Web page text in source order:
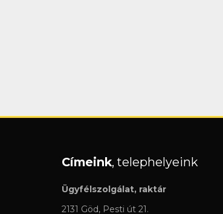
Címeink, telephelyeink
Ügyfélszolgálat, raktár
2131 Göd, Pesti út 21.